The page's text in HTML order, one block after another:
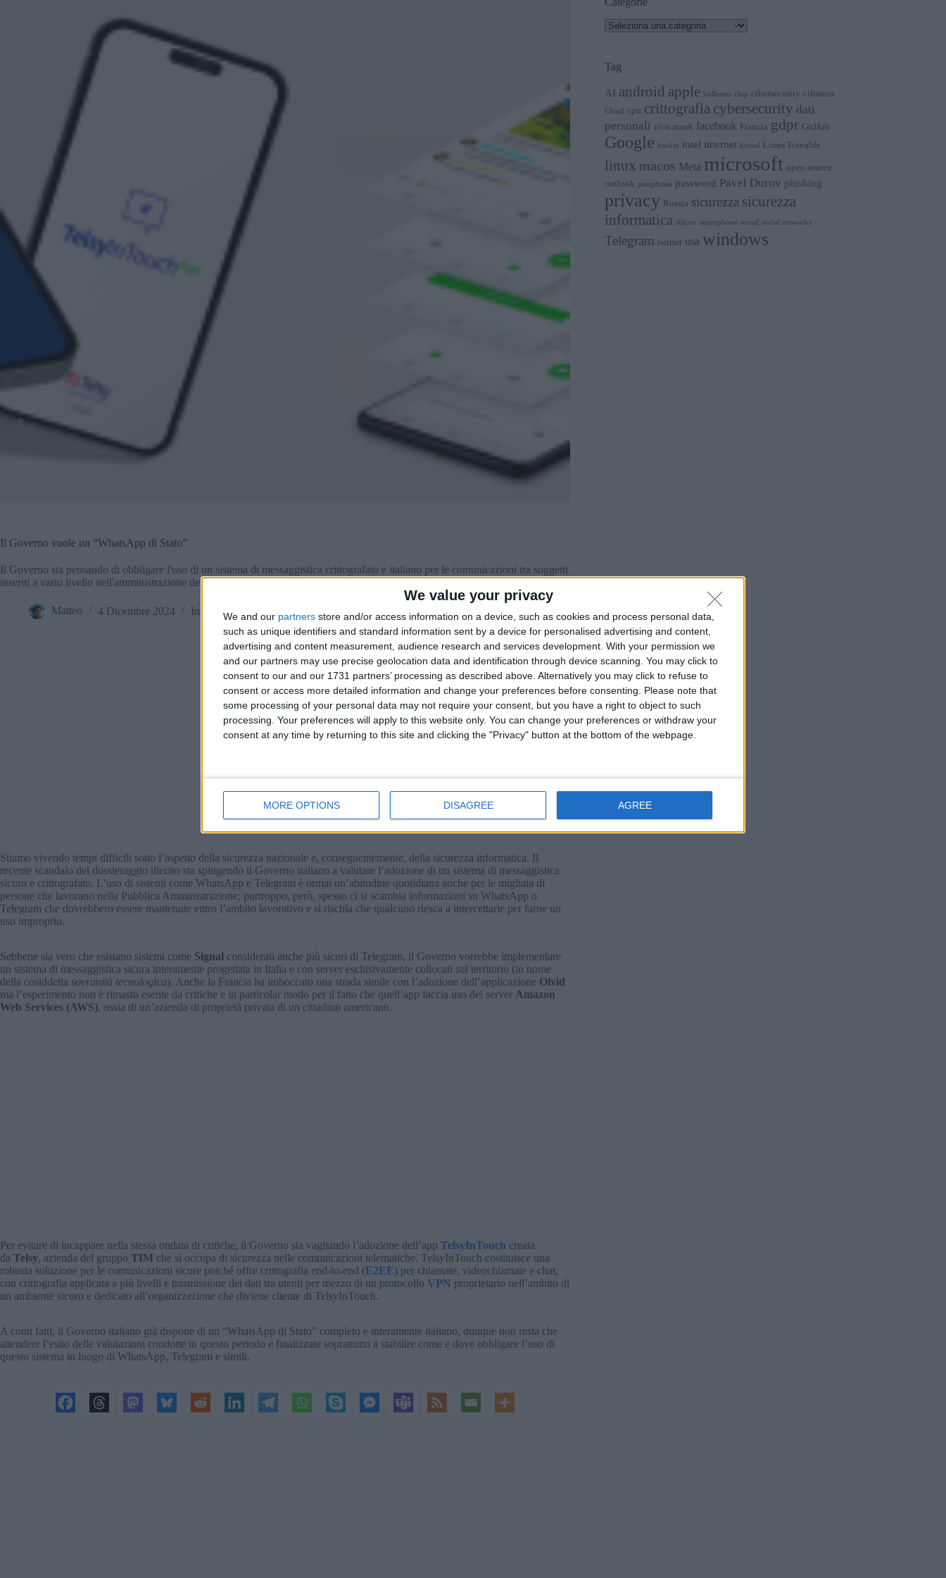
We value your privacy
We and our partners store and/or access information on a device, such as cookies and process personal data,
such as unique identifiers and standard information sent by a device for personalised advertising and content,
advertising and content measurement, audience research and services development. With your permission we
and our partners may use precise geolocation data and identification through device scanning. You may click to
consent to our and our 1731 partners’ processing as described above. Alternatively you may click to refuse to
consent or access more detailed information and change your preferences before consenting.
Please note that
some processing of your personal data may not require your consent, but you have a right to object to such
processing. Your preferences will apply to this website only. You can change your preferences or withdraw your
consent at any time by returning to this site and clicking the "Privacy" button at the bottom of the webpage.
MORE OPTIONS DISAGREE AGREE
Il Governo vuole un “WhatsApp di Stato”
Il Governo sta pensando di obbligare l'uso di un sistema di messaggistica crittografato e italiano per le comunicazioni tra soggetti
inseriti a vario livello nell'amministrazione della cosa pubblica.
Matteo 4 Dicembre 2024 In evidenza Notizie Sicurezza informatica
Stiamo vivendo tempi difficili sotto l’aspetto della sicurezza nazionale e, conseguentemente, della sicurezza informatica. Il
recente scandalo del dossieraggio illecito sta spingendo il Governo italiano a valutare l’adozione di un sistema di messaggistica
sicuro e crittografato. L’uso di sistemi come WhatsApp e Telegram è ormai un’abitudine quotidiana anche per le migliaia di
persone che lavorano nella Pubblica Amministrazione; purtroppo, però, spesso ci si scambia informazioni su WhatsApp o
Telegram che dovrebbero essere mantenute entro l’ambito lavorativo e si rischia che qualcuno riesca a intercettarle per farne un
uso improprio.
Sebbene sia vero che esistano sistemi come Signal considerati anche più sicuri di Telegram, il Governo vorrebbe implementare
un sistema di messaggistica sicura interamente progettata in Italia e con server esclusivamente collocati sul territorio (in nome
della cosiddetta sovranità tecnologica). Anche la Francia ha imboccato una strada simile con l’adozione dell’applicazione Olvid
ma l’esperimento non è rimasto esente da critiche e in particolar modo per il fatto che quell’app faccia uso dei server Amazon
Web Services (AWS), ossia di un’azienda di proprietà privata di un cittadino americano.
Per evitare di incappare nella stessa ondata di critiche, il Governo sta vagliando l’adozione dell’app TelsyInTouch creata
da Telsy, azienda del gruppo TIM che si occupa di sicurezza nelle comunicazioni telematiche. TelsyInTouch costituisce una
robusta soluzione per le comunicazioni sicure poiché offre crittografia end-to-end (E2EE) per chiamate, videochiamate e chat,
con crittografia applicata a più livelli e trasmissione dei dati tra utenti per mezzo di un protocollo VPN proprietario nell’ambito di
un ambiente sicuro e dedicato all’organizzazione che diviene cliente di TelsyInTouch.
A conti fatti, il Governo italiano già dispone di un “WhatsApp di Stato” completo e interamente italiano, dunque non resta che
attendere l’esito delle valutazioni condotte in questo periodo e finalizzate soprattutto a stabilire come e dove obbligare l’uso di
questo sistema in luogo di WhatsApp, Telegram e simili.
Categorie
Tag
AI android apple bullismo chip cibersecurity cifratura
Cloud cpu crittografia cybersecurity dati
personali elon musk facebook Francia gdpr GitHub
Google hacker intel internet kernel Linus Torvalds
linux macos Meta microsoft open source
outlook passphrase password Pavel Durov phishing
privacy Russia sicurezza sicurezza
informatica silicon smartphone social social networks
Telegram twitter usa windows